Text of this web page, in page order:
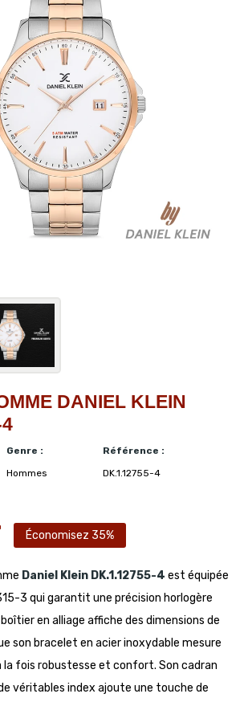
DANIEL KLEIN
Genre :
Hommes
Référence :
DK.1.12755-4
Économisez 35%
Daniel Klein DK.1.12755-4 est équipée
3 qui garantit une précision horlogère
en alliage affiche des dimensions de
son bracelet en acier inoxydable mesure
fois robustesse et confort. Son cadran
véritables index ajoute une touche de